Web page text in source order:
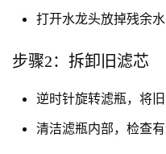
打开水龙头放掉残余
步骤2：拆卸旧滤芯
逆时针旋转滤瓶，将
清洁滤瓶内部，检查